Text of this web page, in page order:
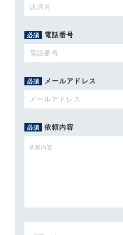
必須 電話番号
必須 メールアドレス
必須 依頼内容